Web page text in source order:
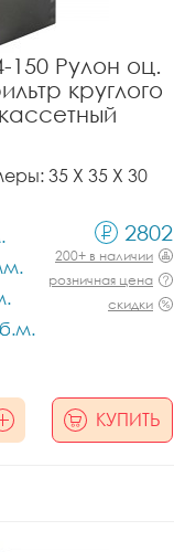
150 Рулон оц.
круглого
35 X 35 X 30
2802
200+ в наличии
розничная цена
скидки
КУПИТЬ